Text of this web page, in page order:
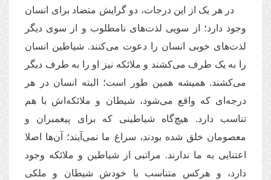
در هر یک از این درجات، دو گرایش متضاد برای انسان
وجود دارد؛ از سویی لذت‌های نامطلوب و از سوی دیگر
لذت‌های خوبی انسان را دعوت می‌کنند. شیاطین انسان
را به یک طرف می‌کشند و ملائکه نیز او را به طرف دیگر
می‌کشند. همیشه همین طور است؛ البته انسان در هر
درجه‌ای که واقع می‌شود، شیطان و ملائکه‌اش با هم
تناسب دارد. هیچ‌گاه شیاطینی که برای پیغمبران و
معصومان خلق شده بودند، سراغ ما نمی‌آیند؛ آن‌ها اصلا
اعتنایی به ما ندارند. مراتبی از شیاطین و ملائکه وجود
دارد، و هرکس متناسب با خودش شیطان و ملکی